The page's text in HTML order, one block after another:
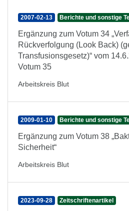
2007-02-13 Berichte und sonstige
Ergänzung zum Votum 34
Rückverfolgung (Look Back)
Transfusionsgesetz)“ vom
Votum 35
Arbeitskreis Blut
2009-01-10 Berichte und sonstige
Ergänzung zum Votum 38
Sicherheit“
Arbeitskreis Blut
2023-09-28 Zeitschriftenartikel